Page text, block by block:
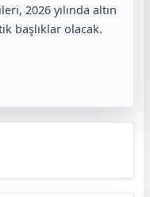
2026 yılında altın
başlıklar olacak.